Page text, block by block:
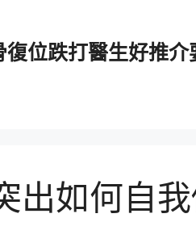
復位跌打醫生好推
出如何自